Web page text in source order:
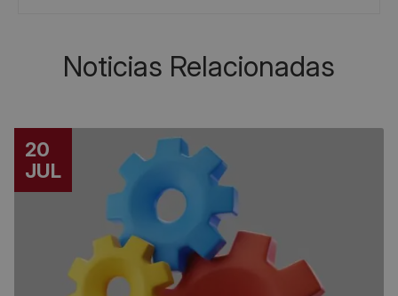
Noticias Relacionadas
20
JUL